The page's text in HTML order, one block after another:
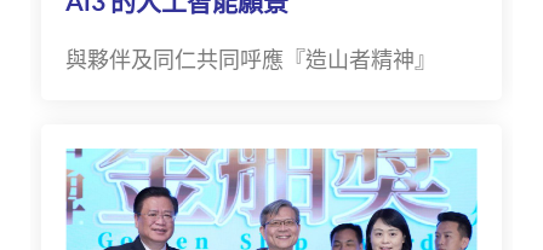
與夥伴及同仁共同呼應『造山者精神』